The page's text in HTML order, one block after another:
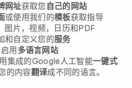
网址获取您 自己的网站
或使用我们的模板获取指导
图片，视频，日历和PDF
和自定义您的服务
启用多语言网站
集成的Google人工智能一键式
的内容翻译成不同的语言。